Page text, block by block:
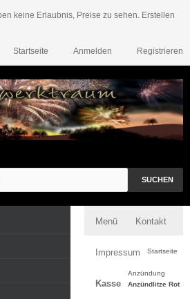
keine Erlaubnis, Preise zu sehen. Erstellen
Registrieren
Anmelden
Startseite
SUCHEN
Menü Kontakt
Impressum
Kasse
Startseite
Anzündung
Anzündlitze Rot